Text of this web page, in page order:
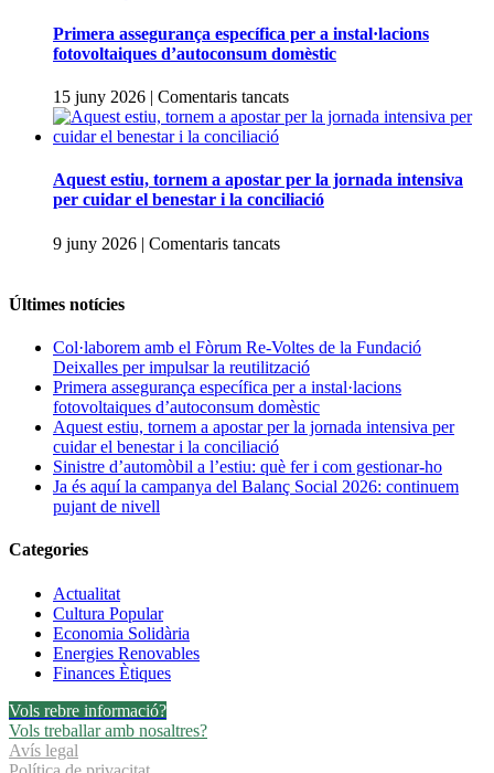
Fòrum
Re-
la
Fundació
impulsar
la
Primera assegurança específica per a instal·lacions
fotovoltaiques d’autoconsum domèstic
15 juny 2026 | Comentaris tancatsa
Primera
per
a
Aquest estiu, tornem a apostar per la jornada intensiva
per cuidar el benestar i la conciliació
9 juny 2026 | Comentaris tancatsa
apostar
per
la
jornada
intensiva
per
cuidar
el
benestar
Últimes notícies
Col·laborem amb el Fòrum Re-Voltes de la Fundació
Deixalles per impulsar la reutilització
Primera assegurança específica per a instal·lacions
fotovoltaiques d’autoconsum domèstic
Aquest estiu, tornem a apostar per la jornada intensiva per
cuidar el benestar i la conciliació
Sinistre d’automòbil a l’estiu: què fer i com gestionar-ho
Ja és aquí la campanya del Balanç Social 2026: continuem
pujant de nivell
Categories
Actualitat
Cultura Popular
Economia Solidària
Energies Renovables
Finances Ètiques
Vols rebre informació?
Vols treballar amb nosaltres?
Avís legal